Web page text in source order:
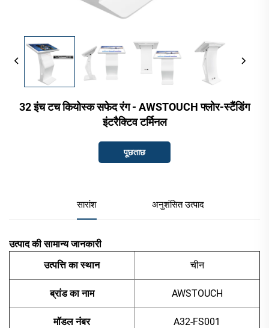
32 इंच टच कियोस्क सफेद रंग - AWSTOUCH फ्लोर-स्टैंडिंग
इंटरैक्टिव टर्मिनल
पूछताछ
सारांश अनुशंसित उत्पाद
उत्पाद की सामान्य जानकारी
उत्पत्ति का स्थान
चीन
ब्रांड का नाम AWSTOUCH
मॉडल नंबर A32-FS001